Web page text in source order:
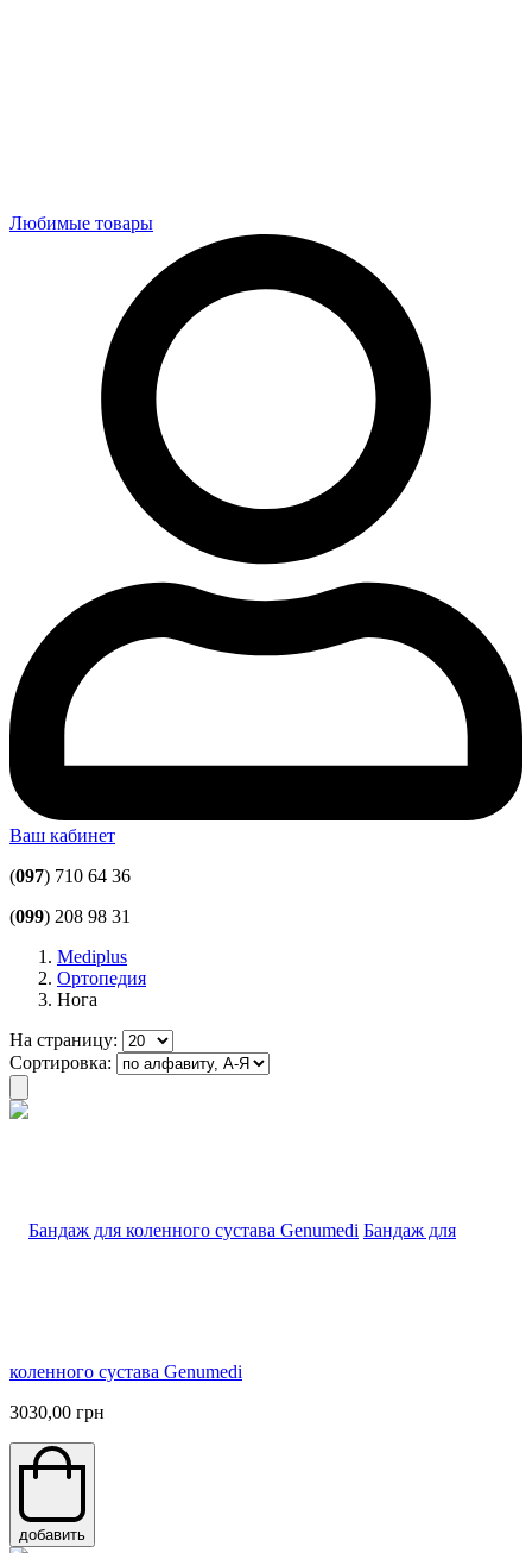
Любимые товары
Ваш кабинет
(097) 710 64 36
(099) 208 98 31
Mediplus
Ортопедия
Нога
На страницу:
Сортировка:
Бандаж для
коленного сустава Genumedi
3030,00 грн
добавить